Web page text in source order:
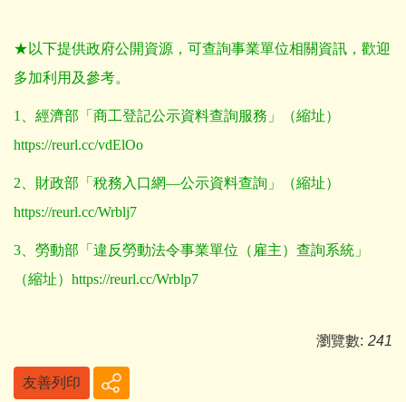
★以下提供政府公開資源，可查詢事業單位相關資訊，歡迎
多加利用及參考。
1
、經濟部「商工登記公示資料查詢服務」（縮址）
https://reurl.cc/vdElOo
2 、財政部「稅務入口網—公示資料查詢」（縮址）
https://reurl.cc/Wrblj7
3 、勞動部「違反勞動法令事業單位（雇主）查詢系統」
（縮址） https://reurl.cc/Wrblp7
瀏覽數: 241
友善列印